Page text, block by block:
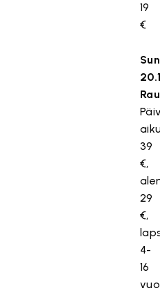
19
€
39
€,
29
€,
4-
16